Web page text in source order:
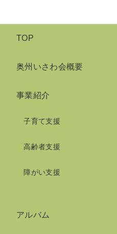
TOP
奥州いさわ会概要
事業紹介
子育て支援
高齢者支援
障がい支援
アルバム